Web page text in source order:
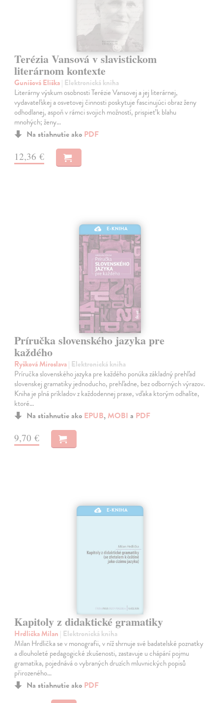
Terézia Vansová v slavistickom
literárnom kontexte
Gunišová Eliška| Elektronická kniha
Literárny výskum osobnosti Terézie Vansovej a jej literárnej,
vydavateľskej a osvetovej činnosti poskytuje fascinujúci obraz ženy
odhodlanej, aspoň v rámci svojich možností, prispieť k blahu
mnohých; ženy…
Na stiahnutie ako PDF
12,36 €
E-KNIHA
Príručka slovenského jazyka pre
každého
Ryšková Miroslava| Elektronická kniha
Príručka slovenského jazyka pre každého ponúka základný prehľad
slovenskej gramatiky jednoducho, prehľadne, bez odborných výrazov.
Kniha je plná príkladov z každodennej praxe, vďaka ktorým odhalíte,
ktoré…
Na stiahnutie ako EPUB, MOBI a PDF
9,70 €
E-KNIHA
Kapitoly z didaktické gramatiky
Hrdlička Milan | Elektronická kniha
Milan Hrdlička se v monografii, v níž shrnuje své badatelské poznatky
a dlouholeté pedagogické zkušenosti, zastavuje u chápání pojmu
gramatika, pojednává o vybraných druzích mluvnických popisů
přirozeného…
Na stiahnutie ako PDF